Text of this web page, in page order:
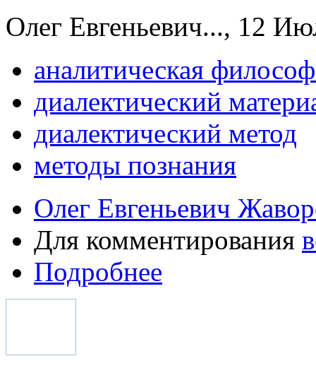
Олег Евгеньевич..., 12
аналитическая
диалектический
диалектический метод
методы познания
Олег Евгеньевич
Для комментирования
Подробнее